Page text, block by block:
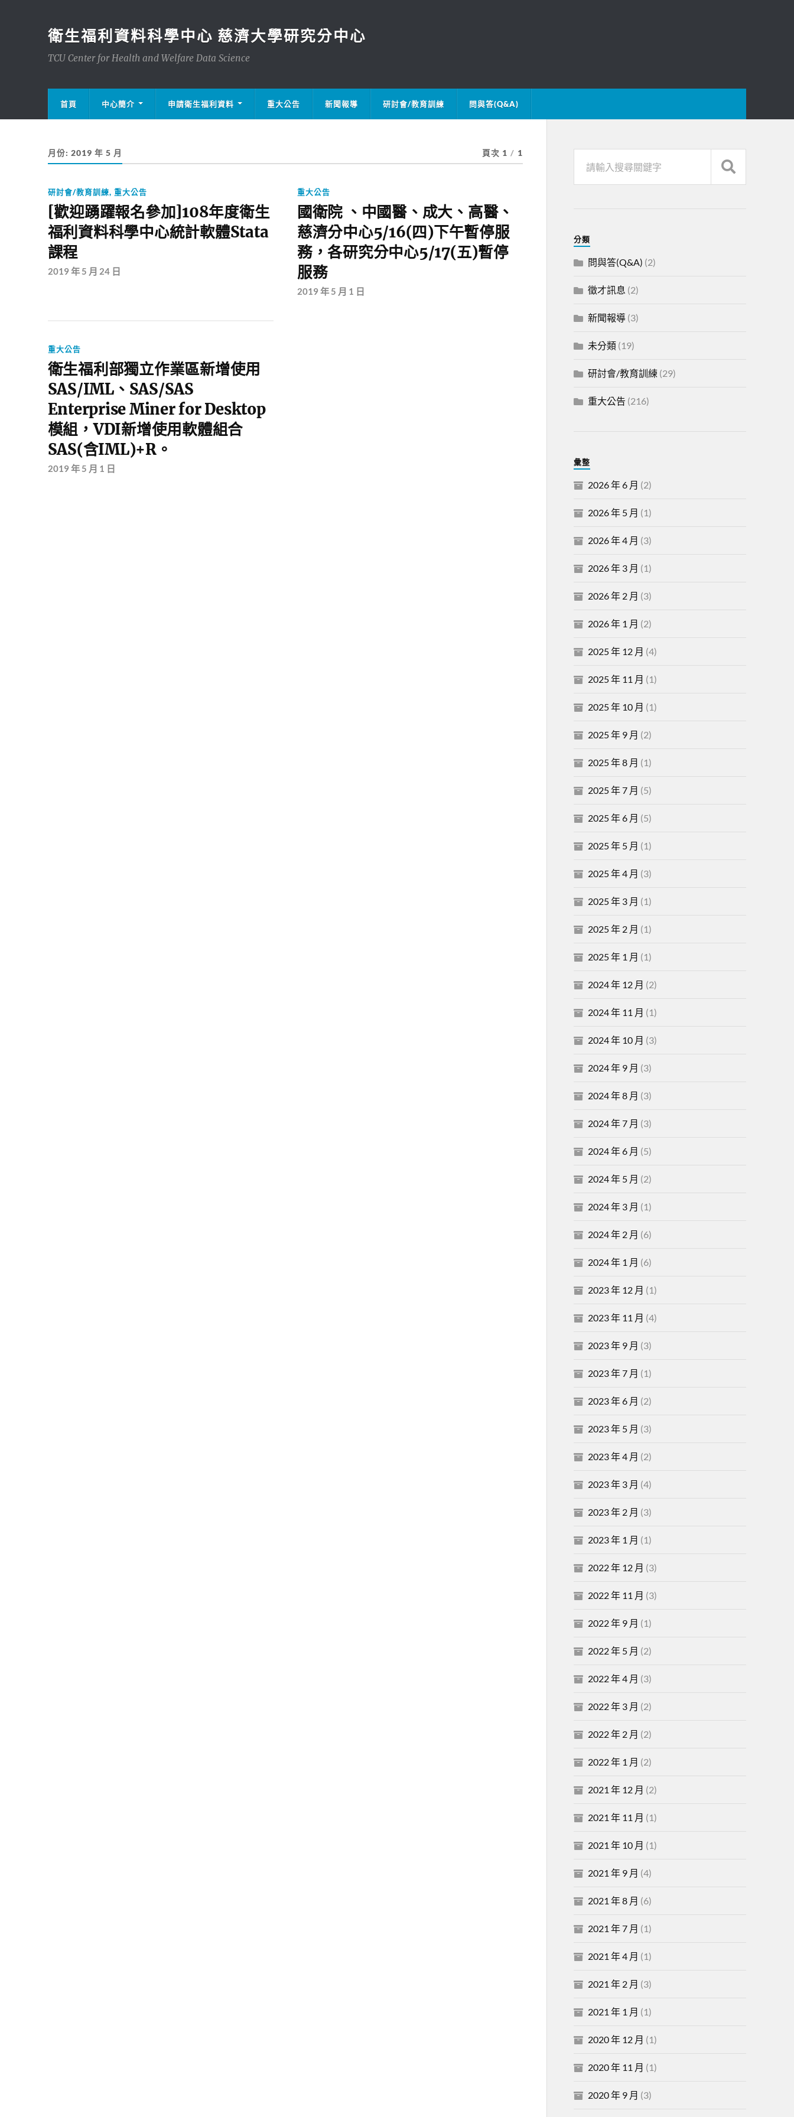
衛生福利資料科學中心 慈濟大學研究分中心
TCU Center for Health and Welfare Data Science
首頁 中心簡介 申請衛生福利資料 重大公告 新聞報導 研討會/教育訓練 問與答(Q&A)
月份: 2019 年 5 月 頁次 1 / 1
研討會/教育訓練, 重大公告
[歡迎踴躍報名參加]108年度衛生
福利資料科學中心統計軟體Stata
課程
2019 年 5 月 24 日
重大公告
國衛院 、中國醫、成大、高醫、
慈濟分中心5/16(四)下午暫停服
務，各研究分中心5/17(五)暫停
服務
2019 年 5 月 1 日
重大公告
衛生福利部獨立作業區新增使用
SAS/IML、SAS/SAS
Enterprise Miner for Desktop
模組，VDI新增使用軟體組合
SAS(含IML)+R。
2019 年 5 月 1 日
分類
問與答(Q&A) (2)
徵才訊息 (2)
新聞報導(3)
未分類(19)
研討會/教育訓練(29)
重大公告 (216)
彙整
2026 年 6 月 (2)
2026 年 5 月 (1)
2026 年 4 月 (3)
2026 年 3 月 (1)
2026 年 2 月 (3)
2026 年 1 月 (2)
2025 年 12 月 (4)
2025 年 11 月 (1)
2025 年 10 月 (1)
2025 年 9 月 (2)
2025 年 8 月 (1)
2025 年 7 月 (5)
2025 年 6 月 (5)
2025 年 5 月 (1)
2025 年 4 月 (3)
2025 年 3 月 (1)
2025 年 2 月 (1)
2025 年 1 月 (1)
2024 年 12 月 (2)
2024 年 11 月 (1)
2024 年 10 月 (3)
2024 年 9 月 (3)
2024 年 8 月 (3)
2024 年 7 月 (3)
2024 年 6 月 (5)
2024 年 5 月 (2)
2024 年 3 月 (1)
2024 年 2 月 (6)
2024 年 1 月 (6)
2023 年 12 月 (1)
2023 年 11 月 (4)
2023 年 9 月 (3)
2023 年 7 月 (1)
2023 年 6 月 (2)
2023 年 5 月 (3)
2023 年 4 月 (2)
2023 年 3 月 (4)
2023 年 2 月 (3)
2023 年 1 月 (1)
2022 年 12 月 (3)
2022 年 11 月 (3)
2022 年 9 月 (1)
2022 年 5 月 (2)
2022 年 4 月 (3)
2022 年 3 月 (2)
2022 年 2 月 (2)
2022 年 1 月 (2)
2021 年 12 月 (2)
2021 年 11 月 (1)
2021 年 10 月 (1)
2021 年 9 月 (4)
2021 年 8 月 (6)
2021 年 7 月 (1)
2021 年 4 月 (1)
2021 年 2 月 (3)
2021 年 1 月 (1)
2020 年 12 月 (1)
2020 年 11 月 (1)
2020 年 9 月 (3)